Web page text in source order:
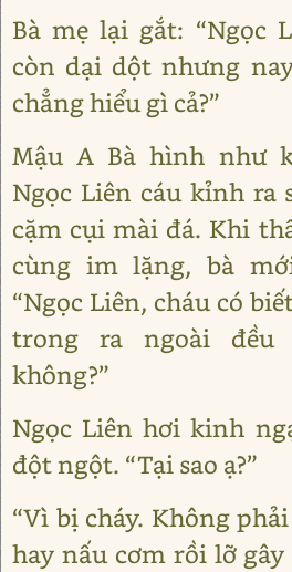
Bà mẹ lại gắt: “Ngọc
còn dại dột nhưng
chẳng hiểu gì cả?”
Mậu A Bà hình như
Ngọc Liên cáu kỉnh ra
cặm cụi mài đá. Khi
cùng im lặng, bà
“Ngọc Liên, cháu có
trong ra ngoài đều
không?”
Ngọc Liên hơi kinh
đột ngột. “Tại sao ạ?”
“Vì bị cháy. Không
hay nấu cơm rồi lỡ